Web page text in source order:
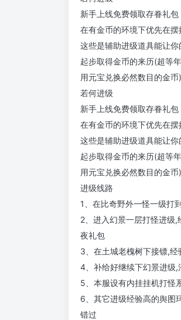
新手上线免费领取存眷礼包
在有金币的环境下优先在
这些是辅助进级道具能让你
起步取得金币的来历(超等
用元宝兑换必然数目的金币)
若何进级
新手上线免费领取存眷礼包
在有金币的环境下优先在
这些是辅助进级道具能让你
起步取得金币的来历(超等
用元宝兑换必然数目的金币)
进级线路
1、在比奇野外一怪一级打
2、进入幻景一层打怪进级
夜礼包
3、在土城老槐树下接镖,
4、补给好继续下幻景进级
5、本服设有内挂挂机打怪
6、其它进级经验高的舆图
错过